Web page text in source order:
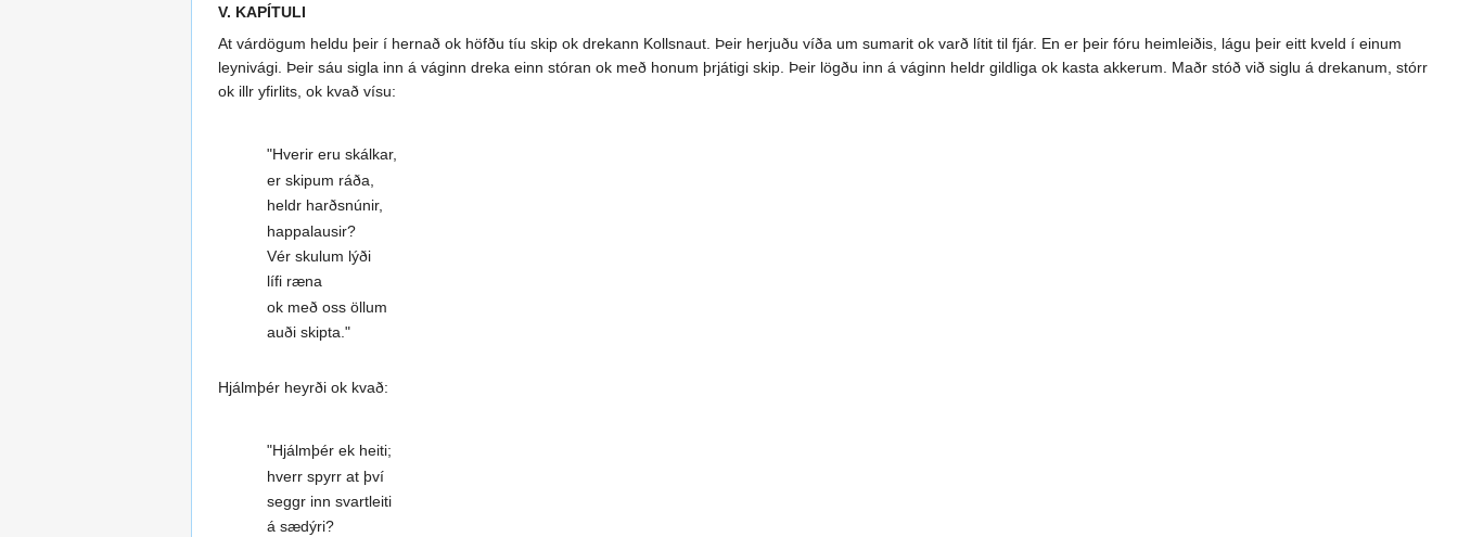
V. KAPÍTULI
At várdögum heldu þeir í hernað ok höfðu tíu skip ok drekann Kollsnaut. Þeir herjuðu víða um sumarit ok varð lítit til fjár. En er þeir fóru heimleiðis, lágu þeir eitt kveld í einum
leynivági. Þeir sáu sigla inn á váginn dreka einn stóran ok með honum þrjátigi skip. Þeir lögðu inn á váginn heldr gildliga ok kasta akkerum. Maðr stóð við siglu á drekanum, stórr
ok illr yfirlits, ok kvað vísu:
"Hverir eru skálkar,
er skipum ráða,
heldr harðsnúnir,
happalausir?
Vér skulum lýði
lífi ræna
ok með oss öllum
auði skipta."
Hjálmþér heyrði ok kvað:
"Hjálmþér ek heiti;
hverr spyrr at því
seggr inn svartleiti
á sædýri?